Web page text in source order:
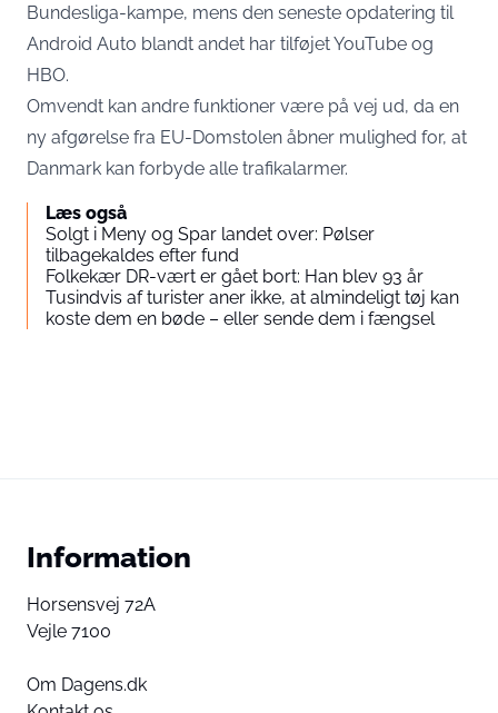
Bundesliga-kampe, mens den seneste opdatering til
Android Auto blandt andet har tilføjet YouTube og
HBO.
Omvendt kan andre funktioner være på vej ud, da en
ny afgørelse fra EU-Domstolen åbner mulighed for, at
Danmark kan forbyde alle trafikalarmer.
Læs også
Solgt i Meny og Spar landet over: Pølser
tilbagekaldes efter fund
Folkekær DR-vært er gået bort: Han blev 93 år
Tusindvis af turister aner ikke, at almindeligt tøj kan
koste dem en bøde – eller sende dem i fængsel
Information
Horsensvej 72A
Vejle 7100
Om Dagens.dk